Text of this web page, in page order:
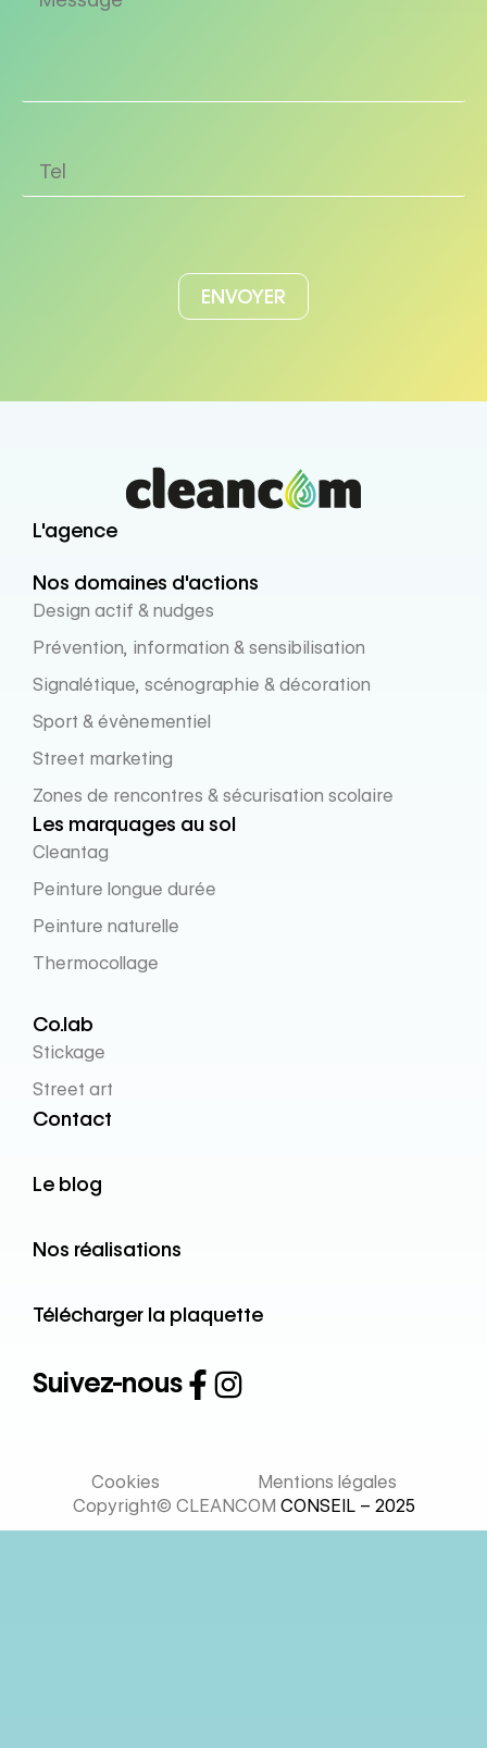
L'agence
Nos domaines d'actions
Design actif & nudges
Prévention, information & sensibilisation
Signalétique, scénographie & décoration
Sport & évènementiel
Street marketing
Zones de rencontres & sécurisation scolaire
Les marquages au sol
Cleantag
Peinture longue durée
Peinture naturelle
Thermocollage
Co.lab
Stickage
Street art
Contact
Le blog
Nos réalisations
Télécharger la plaquette
Suivez-nous
Cookies
Mentions légales
Copyright© CLEANCOM CONSEIL – 2025